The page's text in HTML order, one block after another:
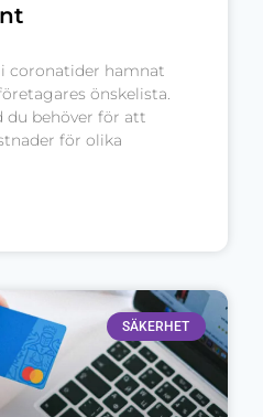
coronatider hamnat
önskelista.
du behöver för att
för olika
SÄKERHET